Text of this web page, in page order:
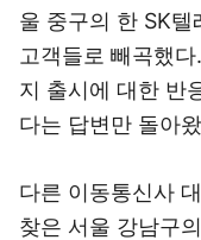
울 중구의 한 SK
고객들로 빼곡했
지 출시에 대한 반
다는 답변만 돌아
다른 이동통신사
찾은 서울 강남구